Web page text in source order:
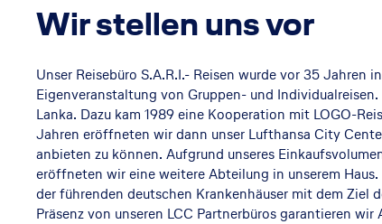
Wir stellen uns vor
Unser Reisebüro S.A.R.I.- Reisen wurde vor 35
Eigenveranstaltung von Gruppen- und
Lanka. Dazu kam 1989 eine Kooperation mit LOGO-
Jahren eröffneten wir dann unser Lufthansa City
anbieten zu können. Aufgrund unseres
eröffneten wir eine weitere Abteilung in unserem
der führenden deutschen Krankenhäuser mit dem Ziel
Präsenz von unseren LCC Partnerbüros garantieren